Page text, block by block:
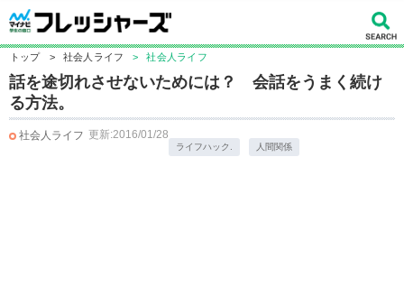
トップ > 社会人ライフ > 社会人ライフ
話を途切れさせないためには？ 会話をうまく続け
る方法。
社会人ライフ 更新:2016/01/28
ライフハック. 人間関係